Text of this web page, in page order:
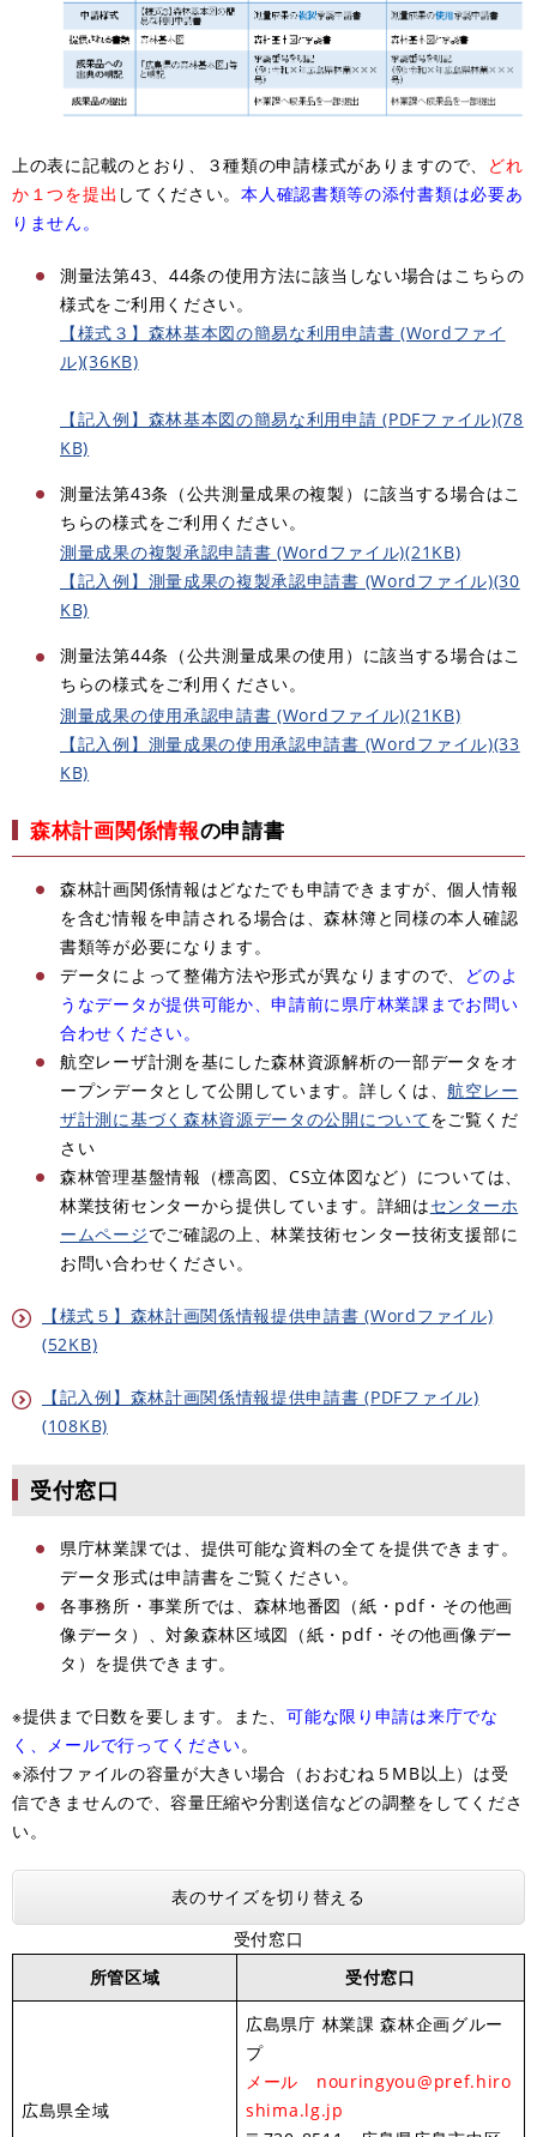
上の表に記載のとおり、３種類の申請様式がありますので、
どれ
か１つを提出 してください。本人確認書類等の添付書類は必要あ
りません。
測量法第43、44条の使用方法に該当しない場合はこちらの
様式をご利用ください。
【様式３】森林基本図の簡易な利用申請書 (Wordファイ
ル)(36KB)
【記入例】森林基本図の簡易な利用申請 (PDFファイル)(78
KB)
測量法第43条（公共測量成果の複製）に該当する場合はこ
ちらの様式をご利用ください。
測量成果の複製承認申請書 (Wordファイル)(21KB)
【記入例】測量成果の複製承認申請書 (Wordファイル)(30
KB)
測量法第44条（公共測量成果の使用）に該当する場合はこ
ちらの様式をご利用ください。
測量成果の使用承認申請書 (Wordファイル)(21KB)
【記入例】測量成果の使用承認申請書 (Wordファイル)(33
KB)
森林計画関係情報の申請書
森林計画関係情報はどなたでも申請できますが、個人情報
を含む情報を申請される場合は、森林簿と同様の本人確認
書類等が必要になります。
データによって整備方法や形式が異なりますので、 どのよ
うなデータが提供可能か、申請前に県庁林業課までお問い
合わせください。
航空レーザ計測を基にした森林資源解析の一部データをオ
ープンデータとして公開しています。詳しくは、航空レー
ザ計測に基づく森林資源データの公開についてをご覧くだ
さい
森林管理基盤情報（標高図、CS立体図など）については、
林業技術センターから提供しています。詳細はセンターホ
ームページでご確認の上、林業技術センター技術支援部に
お問い合わせください。
【様式５】森林計画関係情報提供申請書 (Wordファイル)
(52KB)
【記入例】森林計画関係情報提供申請書 (PDFファイル)
(108KB)
受付窓口
県庁林業課では、提供可能な資料の全てを提供できます。
データ形式は申請書をご覧ください。
各事務所・事業所では、森林地番図（紙・pdf・その他画
像データ）、対象森林区域図（紙・pdf・その他画像デー
タ）を提供できます。
※提供まで日数を要します。また、​可能な限り申請は来庁でな
く、メールで行ってください。
※添付ファイルの容量が大きい場合（おおむね５MB以上）は受
信できませんので、容量圧縮や分割送信などの調整をしてくださ
い。
表のサイズを切り替える
受付窓口
所管区域
受付窓口
広島県全域
広島県庁 林業課 森林企画グルー
プ
メール nouringyou@pref.hiro
shima.lg.jp